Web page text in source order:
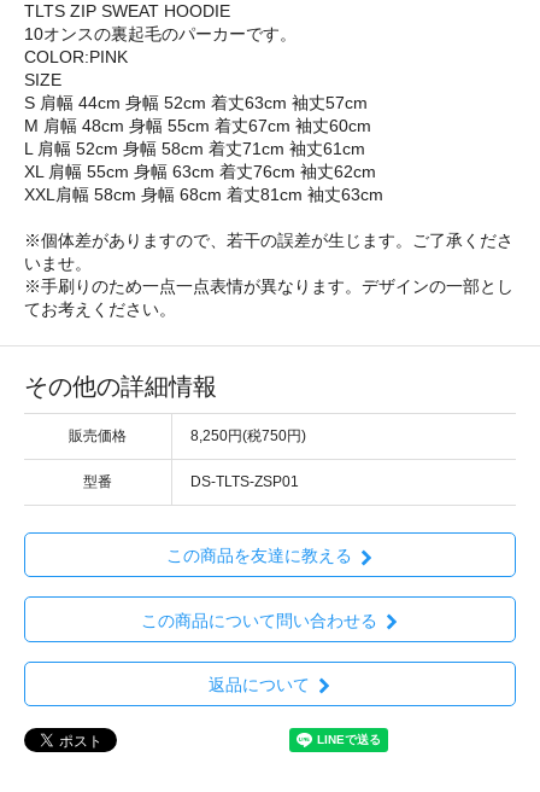
TLTS ZIP SWEAT HOODIE
10オンスの裏起毛のパーカーです。
COLOR:PINK
SIZE
S 肩幅 44cm 身幅 52cm 着丈63cm 袖丈57cm
M 肩幅 48cm 身幅 55cm 着丈67cm 袖丈60cm
L 肩幅 52cm 身幅 58cm 着丈71cm 袖丈61cm
XL 肩幅 55cm 身幅 63cm 着丈76cm 袖丈62cm
XXL肩幅 58cm 身幅 68cm 着丈81cm 袖丈63cm
※個体差がありますので、若干の誤差が生じます。ご了承くださ
いませ。
※手刷りのため一点一点表情が異なります。デザインの一部とし
てお考えください。
その他の詳細情報
販売価格 8,250円(税750円)
型番 DS-TLTS-ZSP01
この商品を友達に教える
この商品について問い合わせる
返品について